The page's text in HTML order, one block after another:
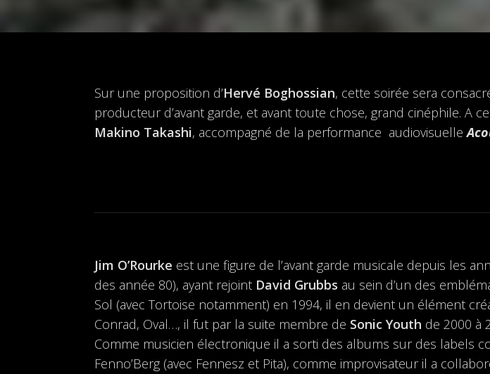
Sur une proposition d’Hervé Boghossian, cette soirée sera
producteur d’avant garde, et avant toute chose, grand cinéphile. A
Makino Takashi, accompagné de la performance audiovisuelle
Jim O’Rourke est une figure de l’avant garde musicale depuis les
des année 80), ayant rejoint David Grubbs au sein d’un des
Sol (avec Tortoise notamment) en 1994, il en devient un élément
Conrad, Oval…, il fut par la suite membre de Sonic Youth de 2000 à
Comme musicien électronique il a sorti des albums sur des labels
Fenno’Berg (avec Fennesz et Pita), comme improvisateur il a